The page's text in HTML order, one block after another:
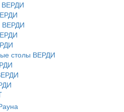
ВЕРДИ
ВЕРДИ
столы ВЕРДИ